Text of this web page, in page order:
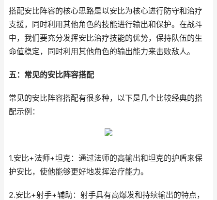
搭配安比阵容的核心思路是以安比为核心进行防守和治疗
支援，同时利用其他角色的技能进行输出和保护。在战斗
中，我们要充分发挥安比治疗技能的优势，保持队伍的生
命值稳定，同时利用其他角色的输出能力来击败敌人。
五：常见的安比阵容搭配
常见的安比阵容搭配有很多种，以下是几个比较经典的搭
配示例：
1.安比+法师+坦克：通过法师的高输出和坦克的护盾来保
护安比，使他能够更好地发挥治疗能力。
2.安比+射手+辅助：射手具有高爆发和持续输出的特点，